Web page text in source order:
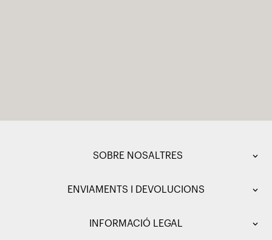
SOBRE NOSALTRES
ENVIAMENTS I DEVOLUCIONS
INFORMACIÓ LEGAL